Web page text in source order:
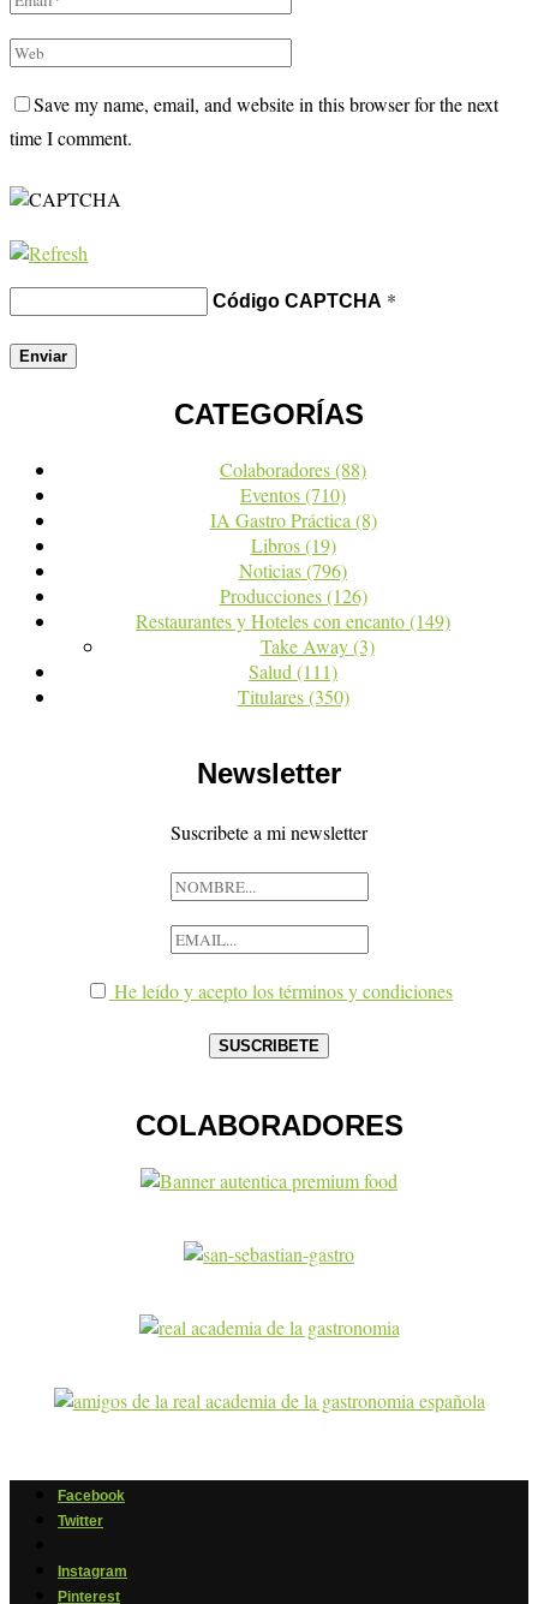
Save my name, email, and website in this browser for the next
time I comment.
Código CAPTCHA *
CATEGORÍAS
Colaboradores(88)
Eventos(710)
IA Gastro Práctica (8)
Libros(19)
Noticias(796)
Producciones(126)
Restaurantes y Hoteles con encanto(149)
Take Away(3)
Salud (111)
Titulares(350)
Newsletter
Suscribete a mi newsletter
He leído y acepto los términos y condiciones
COLABORADORES
Facebook
Twitter
Instagram
Pinterest